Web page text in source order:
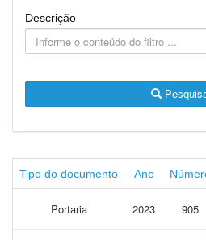
Descrição
Tipo do documento Ano
Portaria 2023 905